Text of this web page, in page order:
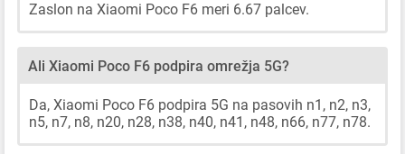
Zaslon na Xiaomi Poco F6 meri 6.67 palcev.
Ali Xiaomi Poco F6 podpira omrežja 5G?
Da, Xiaomi Poco F6 podpira 5G na pasovih n1, n2, n3,
n5, n7, n8, n20, n28, n38, n40, n41, n48, n66, n77, n78.